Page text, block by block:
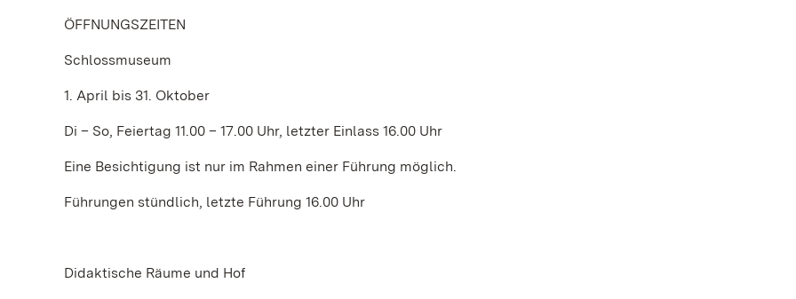
ÖFFNUNGSZEITEN
Schlossmuseum
1. April bis 31. Oktober
Di – So, Feiertag 11.00 – 17.00 Uhr, letzter Einlass 16.00 Uhr
Eine Besichtigung ist nur im Rahmen einer Führung möglich.
Führungen stündlich, letzte Führung 16.00 Uhr
Didaktische Räume und Hof